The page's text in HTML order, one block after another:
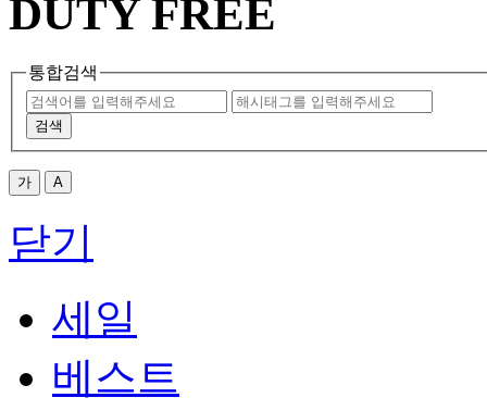
통합검색
검색
가 A
닫기
세일
베스트